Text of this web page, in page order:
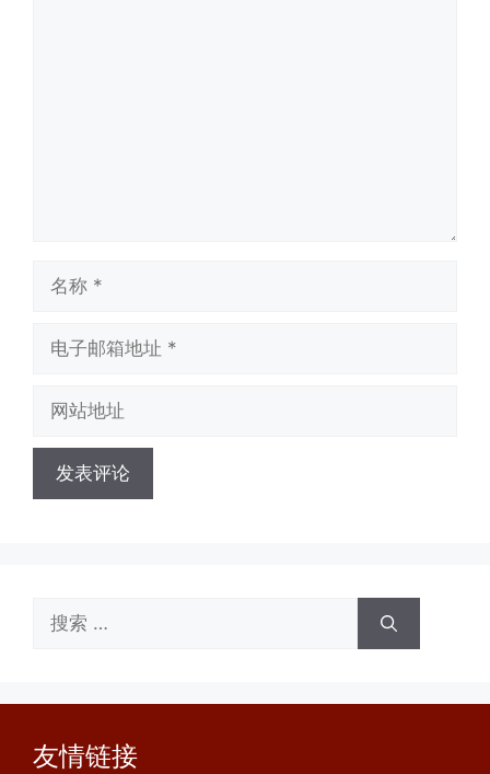
地
地
索：
友情链接